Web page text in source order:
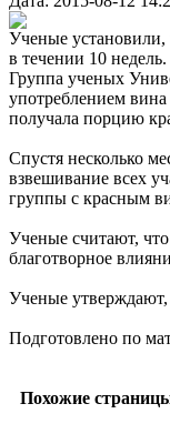
Ученые установили,
в течении 10 недель.
Группа ученых
употреблением
получала порцию
Спустя несколько
взвешивание всех
группы с красным
Ученые считают,
благотворное
Ученые утверждают,
Подготовлено по
Похожие